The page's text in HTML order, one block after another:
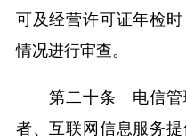
可及经营许可证年检
情况进行审查。
第二十条 电信管
者、互联网信息服务